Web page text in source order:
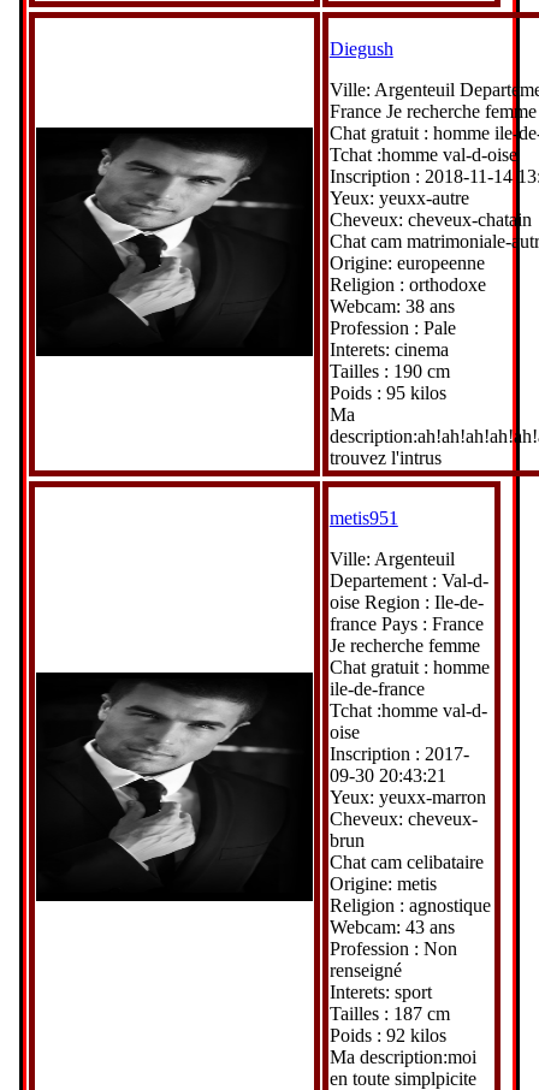
Diegush
Ville: Argenteuil
France Je recherche femme
Chat gratuit : homme ile-
Tchat :homme val-d-oise
Inscription : 2018-11-14
Yeux: yeuxx-autre
Cheveux: cheveux-chatain
Chat cam matrimoniale-
Origine: europeenne
Religion : orthodoxe
Webcam: 38 ans
Profession : Pale
Interets: cinema
Tailles : 190 cm
Poids : 95 kilos
Ma
trouvez l'intrus
metis951
Ville: Argenteuil
Departement : Val-d-
oise Region : Ile-de-
france Pays : France
Je recherche femme
Chat gratuit : homme
ile-de-france
Tchat :homme val-d-
oise
Inscription : 2017-
09-30 20:43:21
Yeux: yeuxx-marron
Cheveux: cheveux-
brun
Chat cam celibataire
Origine: metis
Religion : agnostique
Webcam: 43 ans
Profession : Non
renseigné
Interets: sport
Tailles : 187 cm
Poids : 92 kilos
Ma description:moi
en toute simplpicite